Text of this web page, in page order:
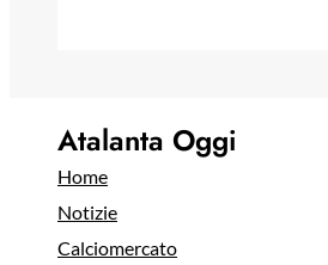
Atalanta Oggi
Home
Notizie
Calciomercato